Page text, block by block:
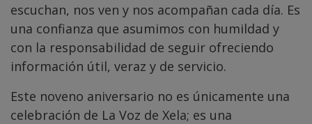
escuchan, nos ven y nos acompañan cada día. Es
una confianza que asumimos con humildad y
con la responsabilidad de seguir ofreciendo
información útil, veraz y de servicio.
Este noveno aniversario no es únicamente una
celebración de La Voz de Xela; es una